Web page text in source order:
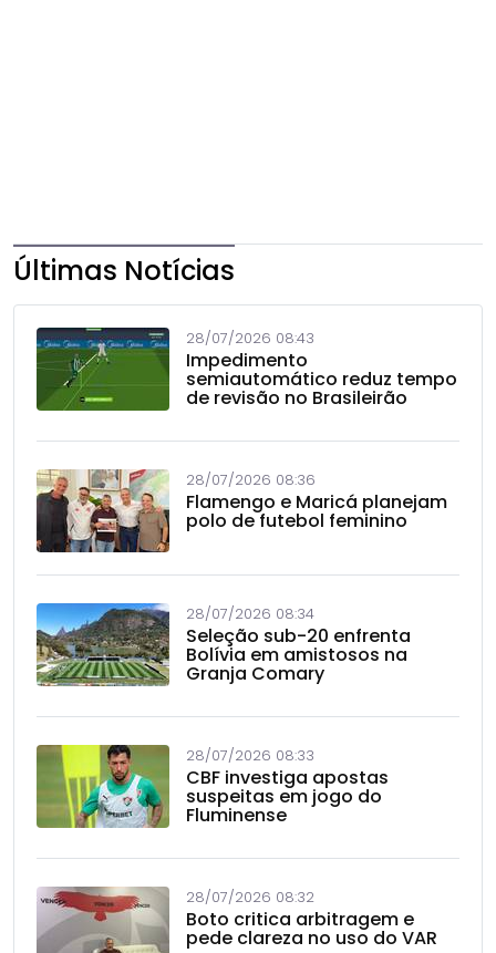
Últimas Notícias
28/07/2026 08:43
Impedimento
semiautomático reduz tempo
de revisão no Brasileirão
28/07/2026 08:36
Flamengo e Maricá planejam
polo de futebol feminino
28/07/2026 08:34
Seleção sub-20 enfrenta
Bolívia em amistosos na
Granja Comary
28/07/2026 08:33
CBF investiga apostas
suspeitas em jogo do
Fluminense
28/07/2026 08:32
Boto critica arbitragem e
pede clareza no uso do VAR